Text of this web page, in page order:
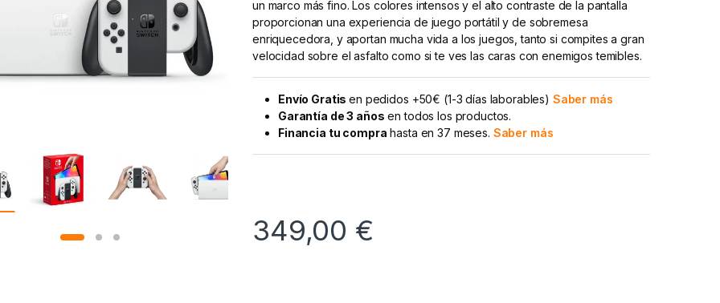
un marco más fino. Los colores intensos y el alto contraste de la pantalla
proporcionan una experiencia de juego portátil y de sobremesa
enriquecedora, y aportan mucha vida a los juegos, tanto si compites a gran
velocidad sobre el asfalto como si te ves las caras con enemigos temibles.
Envío Gratisen pedidos +50€ (1-3 días laborables) Saber más
Garantía de 3 años en todos los productos.
Financia tu compra hasta en 37 meses. Saber más
349,00 €